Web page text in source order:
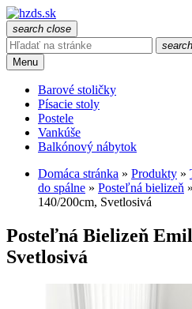
search close
search
Menu
Barové stoličky
Písacie stoly
Postele
Vankúše
Balkónový nábytok
Domáca stránka » Produkty »
do spálne » Posteľná bielizeň »
140/200cm, Svetlosivá
Posteľná Bielizeň
Svetlosivá